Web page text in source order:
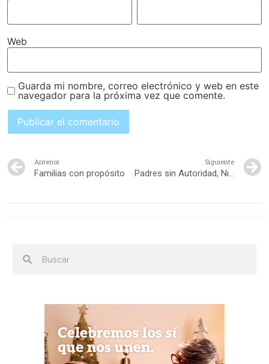
Web
Guarda mi nombre, correo electrónico y web en este
navegador para la próxima vez que comente.
Anterior
Familias con propósito
Siguiente
Padres sin Autoridad, Niños sin Limites